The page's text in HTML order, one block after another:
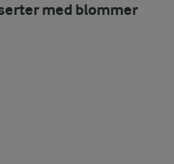
med blommer